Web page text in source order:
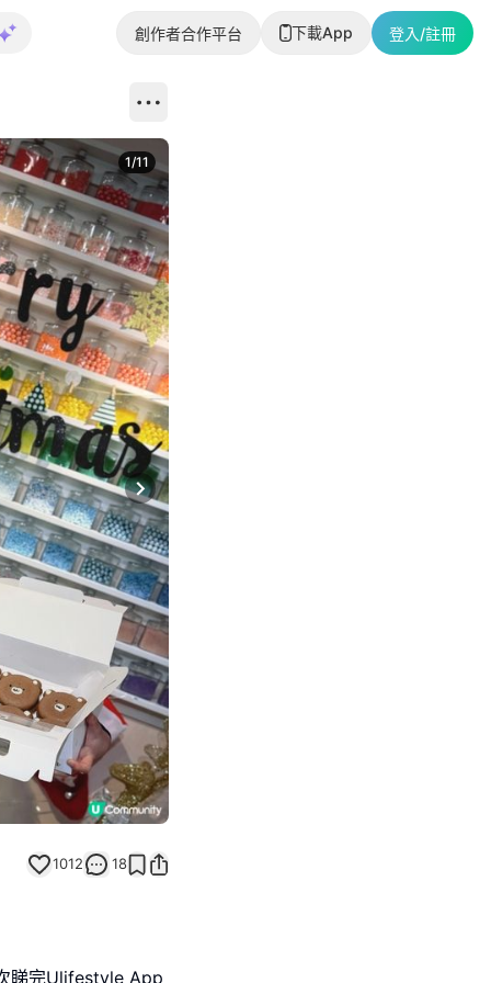
創作者合作平台 下載App 登入/註冊
Next slide
1/11
1012 18
睇完Ulifestyle App